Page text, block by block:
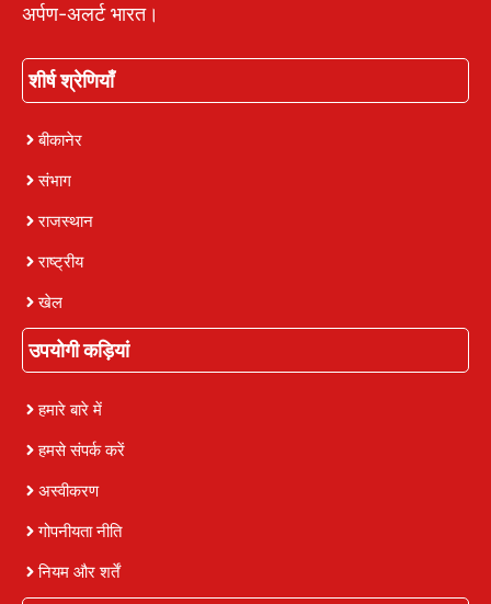
अर्पण-अलर्ट भारत।
शीर्ष श्रेणियाँ
बीकानेर
संभाग
राजस्थान
राष्ट्रीय
खेल
उपयोगी कड़ियां
हमारे बारे में
हमसे संपर्क करें
अस्वीकरण
गोपनीयता नीति
नियम और शर्तें